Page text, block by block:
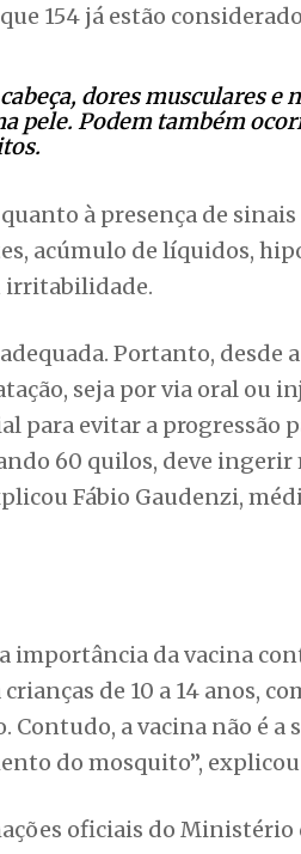
154 já estão
dores musculares e
pele. Podem também
à presença de
acúmulo de líquidos,
irritabilidade.
Portanto, desde
seja por via oral ou
para evitar a progressão
60 quilos, deve ingerir
Fábio Gaudenzi,
importância da vacina
de 10 a 14 anos,
Contudo, a vacina não é
do mosquito”,
oficiais do Ministério